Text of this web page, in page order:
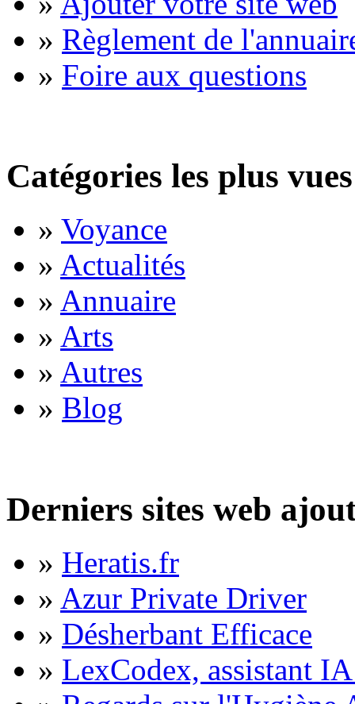
» Règlement de
» Foire aux questions
Catégories les plus vues
» Voyance
» Actualités
» Annuaire
» Arts
» Autres
» Blog
Derniers sites web
» Heratis.fr
» Azur Private Driver
» Désherbant Efficace
» LexCodex, assistant